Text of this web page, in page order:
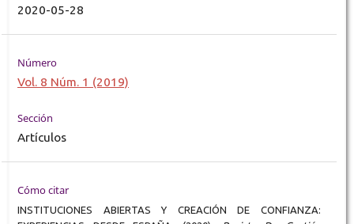
2020-05-28
Número
Vol. 8 Núm. 1 (2019)
Sección
Artículos
Cómo citar
INSTITUCIONES ABIERTAS Y CREACIÓN DE CONFIANZA: